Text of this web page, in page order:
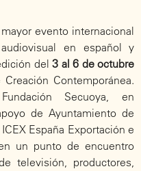
mayor evento internacional
en español y
del 3 al 6 de octubre
Contemporánea.
Secuoya, en
de Ayuntamiento de
España Exportación e
un punto de encuentro
televisión, productores,